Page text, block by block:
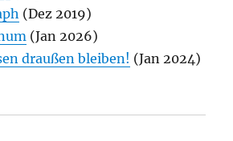
(Dez 2019)
(Jan 2026)
draußen bleiben! (Jan 2024)